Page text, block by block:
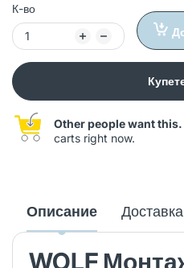
К-во
Other people want this.
carts right now.
Описание
WOLF